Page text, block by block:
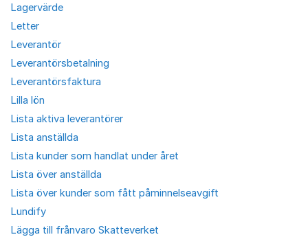
Lagervärde
Letter
Leverantör
Leverantörsbetalning
Leverantörsfaktura
Lilla lön
Lista aktiva leverantörer
Lista anställda
Lista kunder som handlat under året
Lista över anställda
Lista över kunder som fått påminnelseavgift
Lundify
Lägga till frånvaro Skatteverket